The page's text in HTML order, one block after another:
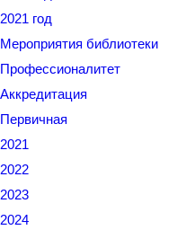
2021 год
Мероприятия библиотеки
Профессионалитет
Аккредитация
Первичная
2021
2022
2023
2024